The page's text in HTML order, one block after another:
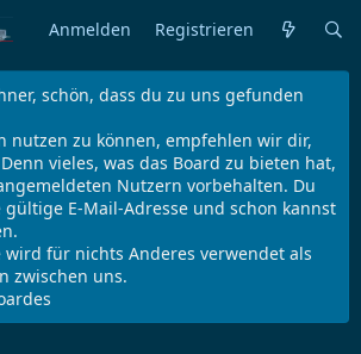
Anmelden Registrieren
schön, dass du zu uns gefunden
nutzen zu können, empfehlen wir dir,
vieles, was das Board zu bieten hat,
Nutzern vorbehalten. Du
E-Mail-Adresse und schon kannst
wird für nichts Anderes verwendet als
zwischen uns.